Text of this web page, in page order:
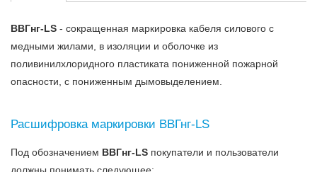
ВВГнг-LS - сокращенная маркировка кабеля силового с
медными жилами, в изоляции и оболочке из
поливинилхлоридного пластиката пониженной пожарной
опасности, с пониженным дымовыделением.
Расшифровка маркировки ВВГнг-LS
Под обозначением ВВГнг-LS покупатели и пользователи